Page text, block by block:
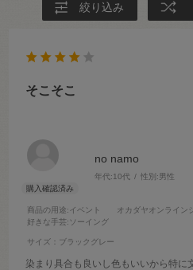
絞り込み
no namo
年代:10代 性別:男性
商品の用途:イベント オカダヤオンライン
好きな手芸:ソーイング
サイズ：ブラックグレー
そこそこ
染まり具合も良いし色もいいから特に